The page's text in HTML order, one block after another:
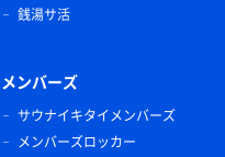
銭湯サ活
メンバーズ
サウナイキタイメンバーズ
メンバーズロッカー